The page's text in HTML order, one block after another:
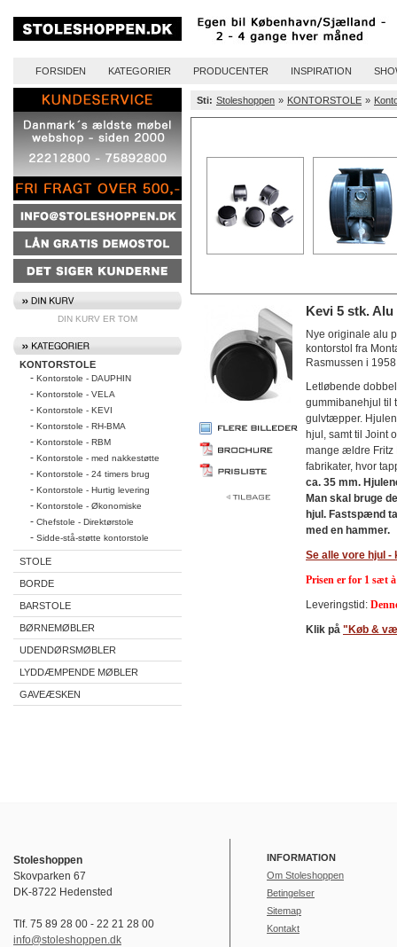
FORSIDEN KATEGORIER PRODUCENTER INSPIRATION
DIN KURV ER TOM
KONTORSTOLE
- Kontorstole - DAUPHIN
- Kontorstole - VELA
- Kontorstole - KEVI
- Kontorstole - RH-BMA
- Kontorstole - RBM
- Kontorstole - med nakkestøtte
- Kontorstole - 24 timers brug
- Kontorstole - Hurtig levering
- Kontorstole - Økonomiske
- Chefstole - Direktørstole
- Sidde-stå-støtte kontorstole
STOLE
BORDE
BARSTOLE
BØRNEMØBLER
UDENDØRSMØBLER
LYDDÆMPENDE MØBLER
GAVEÆSKEN
Sti: Stoleshoppen » KONTORSTOLE »
Kevi 5 stk.
Nye originale alu
kontorstol fra
Rasmussen i
Letløbende
gummibanehjul til
gulvtæpper.
hjul, samt til Joint
mange ældre Fritz
fabrikater, hvor
ca. 35 mm.
Man skal bruge
hjul. Fastspænd
med en hammer.
Se alle vore hjul -
Prisen er for 1 sæt
Leveringstid:
Klik på "Køb &
Stoleshoppen
Skovparken 67
DK-8722 Hedensted
Tlf. 75 89 28 00 - 22 21 28 00
info@stoleshoppen.dk
INFORMATION
Om Stoleshoppen
Betingelser
Sitemap
Kontakt